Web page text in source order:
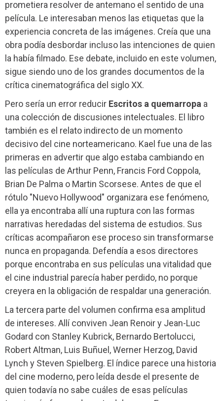
prometiera resolver de antemano el sentido de una
película. Le interesaban menos las etiquetas que la
experiencia concreta de las imágenes. Creía que una
obra podía desbordar incluso las intenciones de quien
la había filmado. Ese debate, incluido en este volumen,
sigue siendo uno de los grandes documentos de la
crítica cinematográfica del siglo XX.
Pero sería un error reducir Escritos a quemarropa a
una colección de discusiones intelectuales. El libro
también es el relato indirecto de un momento
decisivo del cine norteamericano. Kael fue una de las
primeras en advertir que algo estaba cambiando en
las películas de Arthur Penn, Francis Ford Coppola,
Brian De Palma o Martin Scorsese. Antes de que el
rótulo "Nuevo Hollywood" organizara ese fenómeno,
ella ya encontraba allí una ruptura con las formas
narrativas heredadas del sistema de estudios. Sus
críticas acompañaron ese proceso sin transformarse
nunca en propaganda. Defendía a esos directores
porque encontraba en sus películas una vitalidad que
el cine industrial parecía haber perdido, no porque
creyera en la obligación de respaldar una generación.
La tercera parte del volumen confirma esa amplitud
de intereses. Allí conviven Jean Renoir y Jean-Luc
Godard con Stanley Kubrick, Bernardo Bertolucci,
Robert Altman, Luis Buñuel, Werner Herzog, David
Lynch y Steven Spielberg. El índice parece una historia
del cine moderno, pero leída desde el presente de
quien todavía no sabe cuáles de esas películas